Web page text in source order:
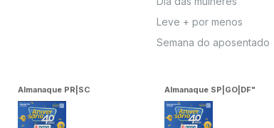
Leve + por menos
Semana do aposentado
Almanaque PR|SC Almanaque SP|GO|DF"